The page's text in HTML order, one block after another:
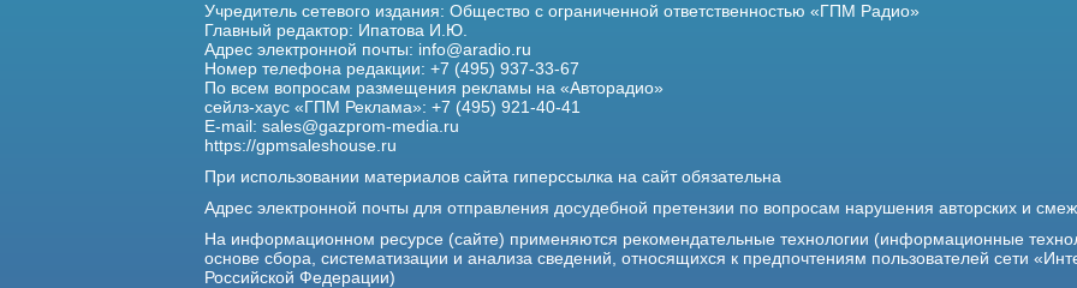
Учредитель сетевого издания: Общество с ограниченной ответственностью «ГПМ Радио»
Главный редактор: Ипатова И.Ю.
Адрес электронной почты: info@aradio.ru
Номер телефона редакции: +7 (495) 937-33-67
По всем вопросам размещения рекламы на «Авторадио»
сейлз-хаус «ГПМ Реклама»: +7 (495) 921-40-41
E-mail: sales@gazprom-media.ru
https://gpmsaleshouse.ru
При использовании материалов сайта гиперссылка на сайт обязательна
Адрес электронной почты для отправления досудебной претензии по вопросам нарушения авторских и
На информационном ресурсе (сайте) применяются рекомендательные технологии (информационные
основе сбора, систематизации и анализа сведений, относящихся к предпочтениям пользователей сети
Российской Федерации)